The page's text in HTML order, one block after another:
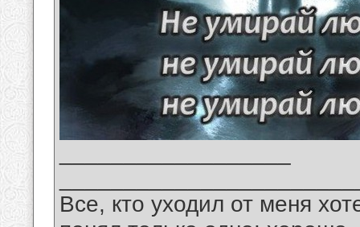
Все, кто уходил от меня